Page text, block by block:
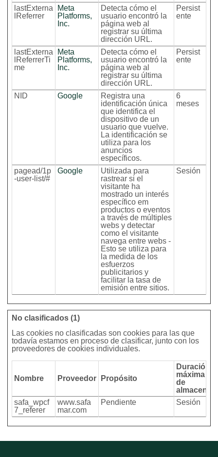
lastExterna
lReferrer
Meta
Platforms,
Inc.
Detecta cómo el
usuario encontró la
página web al
registrar su última
dirección URL.
Persist
ente
lastExterna
lReferrerTi
me
Meta
Platforms,
Inc.
Detecta cómo el
usuario encontró la
página web al
registrar su última
dirección URL.
Persist
ente
NID Google
Registra una
identificación única
que identifica el
dispositivo de un
usuario que vuelve.
La identificación se
utiliza para los
anuncios
específicos.
6
meses
pagead/1p
-user-list/#
Google
Utilizada para
rastrear si el
visitante ha
mostrado un interés
específico em
productos o eventos
a través de múltiples
webs y detectar
como el visitante
navega entre webs -
Esto se utiliza para
la medida de los
esfuerzos
publicitarios y
facilitar la tasa de
emisión entre sitios.
Sesión
No clasificados (1)
Las cookies no clasificadas son cookies para las que
todavía estamos en proceso de clasificar, junto con los
proveedores de cookies individuales.
Nombre Proveedor Propósito
Duración
máxima
de
safa_wpcf
7_referer
www.safa
mar.com
Pendiente Sesión